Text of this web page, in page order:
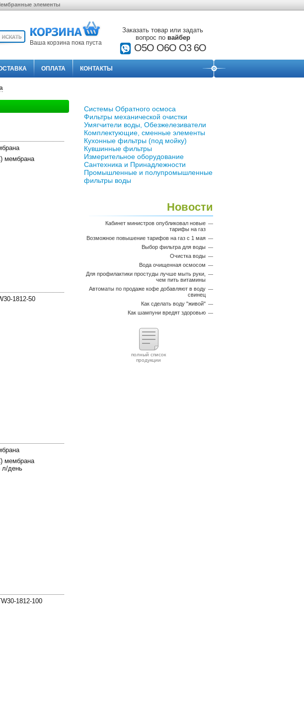
элементы
Ваша корзина пока пуста
Заказать товар или задать
вопрос по вайбер
О5О O6O O3 6O
ОПЛАТА КОНТАКТЫ
мембрана
1812-50
мембрана
л/день
1812-100
Системы Обратного осмоса
Фильтры механической очистки
Умягчители воды, Обезжелезиватели
Комплектующие, сменные элементы
Кухонные фильтры (под мойку)
Кувшинные фильтры
Измерительное оборудование
Сантехника и Принадлежности
Промышленные и полупромышленные
фильтры воды
Новости
Кабинет министров опубликовал новые
тарифы на газ
Возможное повышение тарифов на газ с 1 мая
Выбор фильтра для воды
Очистка воды
Вода очищенная осмосом
Для профилактики простуды лучше мыть руки,
чем пить витамины
Автоматы по продаже кофе добавляют в воду
свинец
Как сделать воду "живой"
Как шампуни вредят здоровью
полный список
продукции